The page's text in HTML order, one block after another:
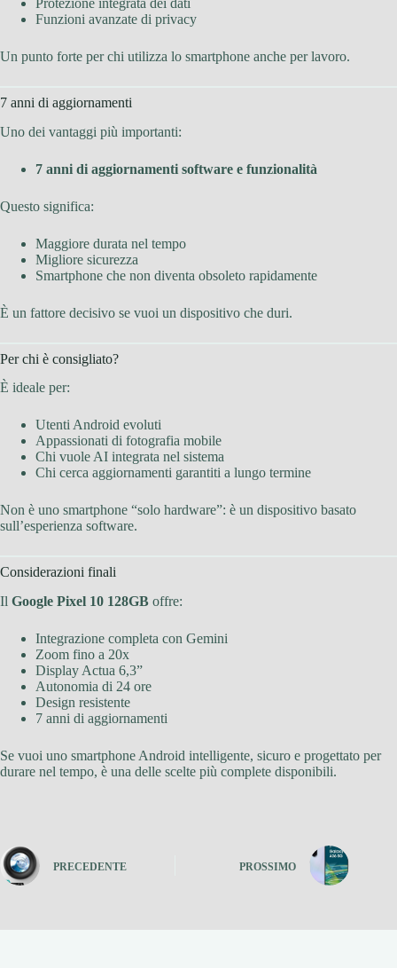
Funzioni avanzate di privacy
Un punto forte per chi utilizza lo smartphone anche per lavoro.
7 anni di aggiornamenti
Uno dei vantaggi più importanti:
7 anni di aggiornamenti software e funzionalità
Questo significa:
Maggiore durata nel tempo
Migliore sicurezza
Smartphone che non diventa obsoleto rapidamente
È un fattore decisivo se vuoi un dispositivo che duri.
Per chi è consigliato?
È ideale per:
Utenti Android evoluti
Appassionati di fotografia mobile
Chi vuole AI integrata nel sistema
Chi cerca aggiornamenti garantiti a lungo termine
Non è uno smartphone “solo hardware”: è un dispositivo basato
sull’esperienza software.
Considerazioni finali
Il Google Pixel 10 128GB offre:
Integrazione completa con Gemini
Zoom fino a 20x
Display Actua 6,3”
Autonomia di 24 ore
Design resistente
7 anni di aggiornamenti
Se vuoi uno smartphone Android intelligente, sicuro e progettato per
durare nel tempo, è una delle scelte più complete disponibili.
PRECEDENTE PROSSIMO